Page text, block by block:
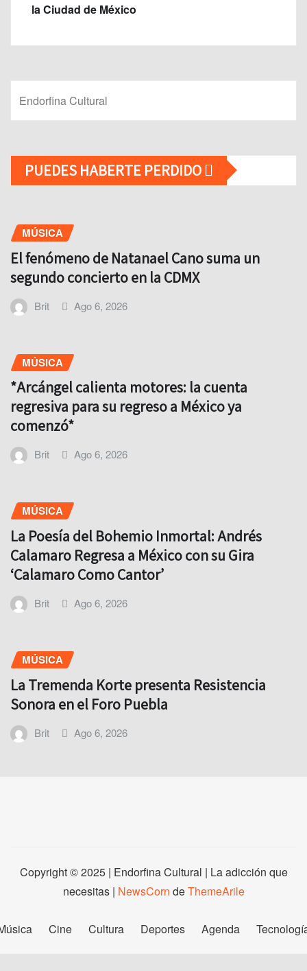
la Ciudad de México
Endorfina Cultural
PUEDES HABERTE PERDIDO
MÚSICA
El fenómeno de Natanael Cano suma un
segundo concierto en la CDMX
Brit Ago 6, 2026
MÚSICA
*Arcángel calienta motores: la cuenta
regresiva para su regreso a México ya
comenzó*
Brit Ago 6, 2026
MÚSICA
La Poesía del Bohemio Inmortal: Andrés
Calamaro Regresa a México con su Gira
‘Calamaro Como Cantor’
Brit Ago 6, 2026
MÚSICA
La Tremenda Korte presenta Resistencia
Sonora en el Foro Puebla
Brit Ago 6, 2026
Copyright © 2025 | Endorfina Cultural | La adicción que
necesitas | NewsCorn deThemeArile
Cine Cultura Deportes Agenda